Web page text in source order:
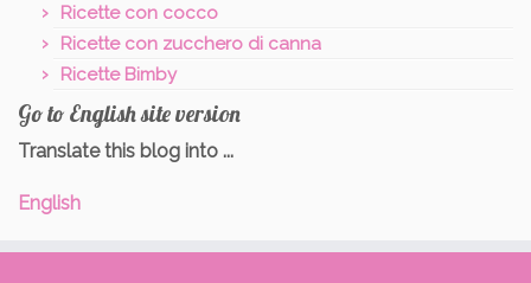
Ricette con cocco
Ricette con zucchero di canna
Ricette Bimby
Go to English site version
Translate this blog into ...
English